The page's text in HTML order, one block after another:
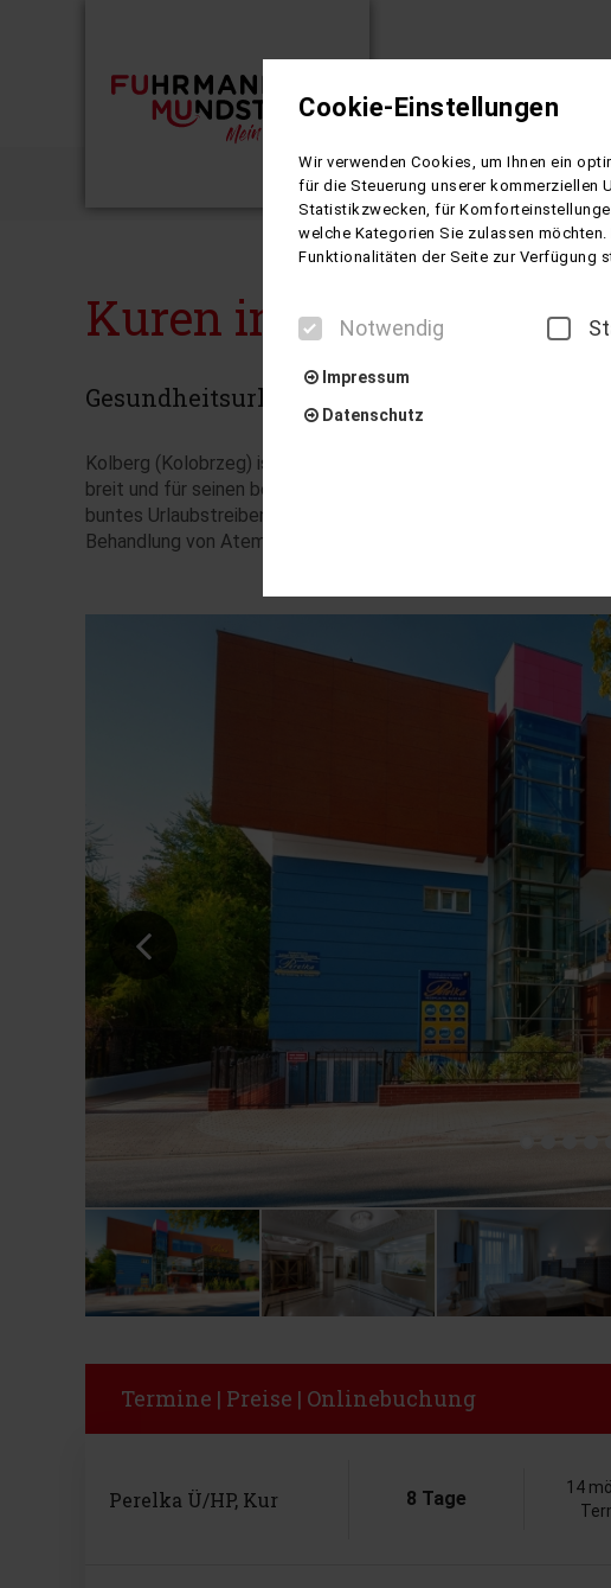
Busreisen
Kuren in Kolberg -
Kuren in Kolberg -
Gesundheitsurlaub an der polnischen Ostsee
Kolberg (Kolobrzeg) ist eine der ältesten Städte
breit und für seinen besonders feinkörnigen Sand bekannt.
buntes Urlaubstreiben. Die sehr saubere, jod- und
Behandlung von Atemwegserkrankungen genutzt.
Termine | Preise | Onlinebuchung
Perelka Ü/HP, Kur 8 Tage
14
Cookie-Einstellungen
Wir verwenden Cookies, um Ihnen ein
für die Steuerung unserer kommerziellen
Statistikzwecken, für
welche Kategorien Sie zulassen
Funktionalitäten der Seite zur Verfügung
Notwendig
Impressum
Datenschutz
Diese Cookies sind für den Betrieb der
Funktionalitäten. Außerdem können wir
Um unser Angebot und unsere Webseite
dieser Cookies können wir
unsere Inhalte optimieren.